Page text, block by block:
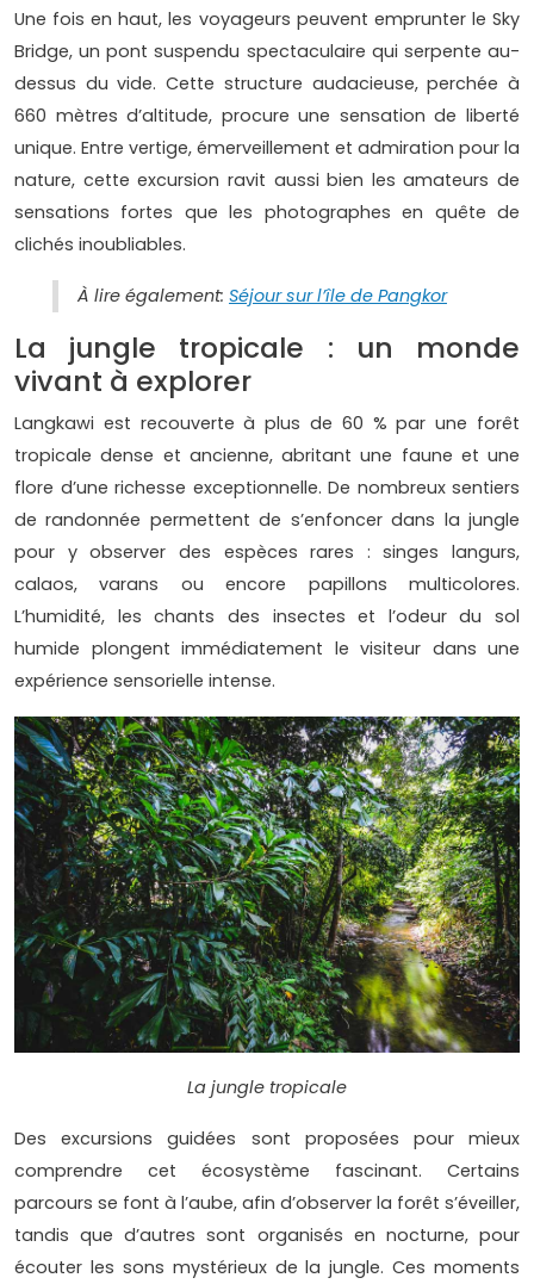
Une fois en haut, les voyageurs peuvent emprunter le Sky
Bridge, un pont suspendu spectaculaire qui serpente au-
dessus du vide. Cette structure audacieuse, perchée à
660 mètres d’altitude, procure une sensation de liberté
unique. Entre vertige, émerveillement et admiration pour la
nature, cette excursion ravit aussi bien les amateurs de
sensations fortes que les photographes en quête de
clichés inoubliables.
À lire également: Séjour sur l’île de Pangkor
La jungle tropicale : un monde
vivant à explorer
Langkawi est recouverte à plus de 60 % par une forêt
tropicale dense et ancienne, abritant une faune et une
flore d’une richesse exceptionnelle. De nombreux sentiers
de randonnée permettent de s’enfoncer dans la jungle
pour y observer des espèces rares : singes langurs,
calaos, varans ou encore papillons multicolores.
L’humidité, les chants des insectes et l’odeur du sol
humide plongent immédiatement le visiteur dans une
expérience sensorielle intense.
La jungle tropicale
Des excursions guidées sont proposées pour mieux
comprendre cet écosystème fascinant. Certains
parcours se font à l’aube, afin d’observer la forêt s’éveiller,
tandis que d’autres sont organisés en nocturne, pour
écouter les sons mystérieux de la jungle. Ces moments